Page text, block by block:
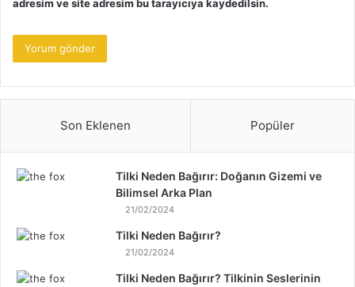
adresim ve site adresim bu tarayıcıya kaydedilsin.
Son Eklenen Popüler
Tilki Neden Bağırır: Doğanın Gizemi ve
Bilimsel Arka Plan
21/02/2024
Tilki Neden Bağırır?
21/02/2024
Tilki Neden Bağırır? Tilkinin Seslerinin